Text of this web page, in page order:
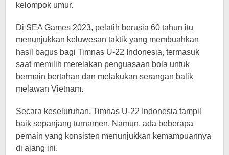
kelompok umur.
Di SEA Games 2023, pelatih berusia 60 tahun itu
menunjukkan keluwesan taktik yang membuahkan
hasil bagus bagi Timnas U-22 Indonesia, termasuk
saat memilih merelakan penguasaan bola untuk
bermain bertahan dan melakukan serangan balik
melawan Vietnam.
Secara keseluruhan, Timnas U-22 Indonesia tampil
baik sepanjang turnamen. Namun, ada beberapa
pemain yang konsisten menunjukkan kemampuannya
di ajang ini.